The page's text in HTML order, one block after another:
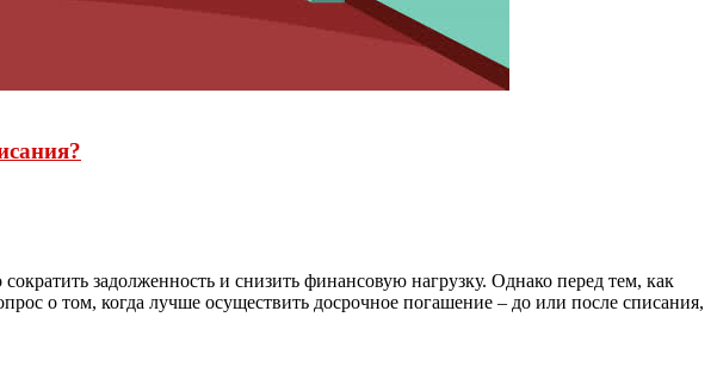
задолженность и снизить финансовую нагрузку. Однако перед тем, как
о том, когда лучше осуществить досрочное погашение – до или после списания,